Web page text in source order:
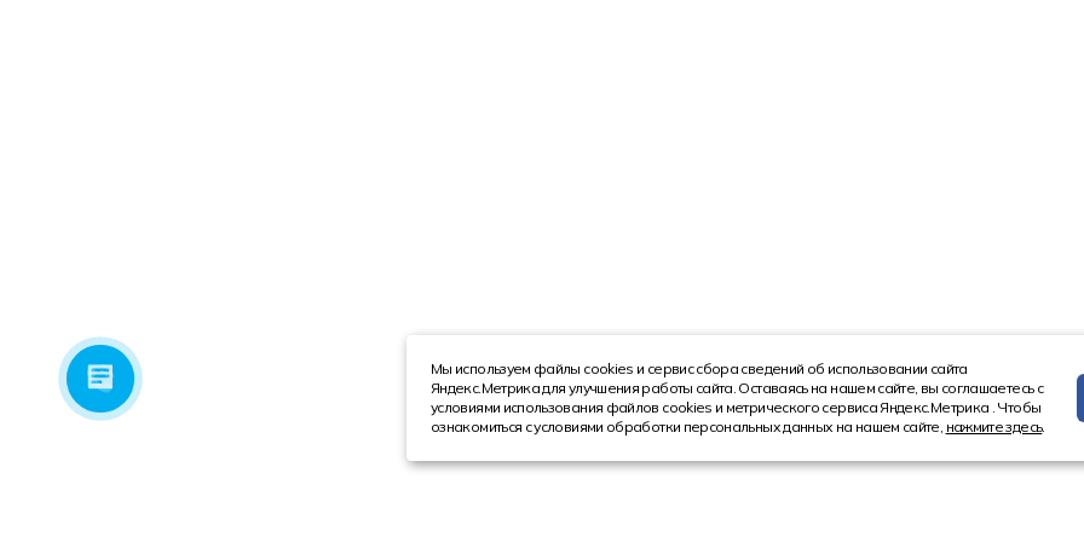
Мы используем файлы cookies и сервис сбора сведений об использовании сайта
Яндекс.Метрика для улучшения работы сайта. Оставаясь на нашем сайте, вы соглашаетесь с
условиями использования файлов cookies и метрического сервиса Яндекс.Метрика . Чтобы
ознакомиться с условиями обработки персональных данных на нашем сайте, нажмите здесь.